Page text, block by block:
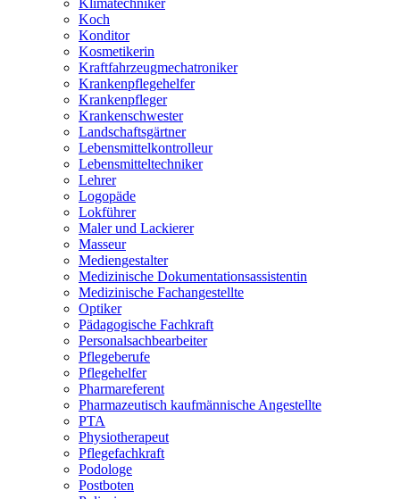
Klimatechniker
Koch
Konditor
Kosmetikerin
Kraftfahrzeugmechatroniker
Krankenpflegehelfer
Krankenpfleger
Krankenschwester
Landschaftsgärtner
Lebensmittelkontrolleur
Lebensmitteltechniker
Lehrer
Logopäde
Lokführer
Maler und Lackierer
Masseur
Mediengestalter
Medizinische Dokumentationsassistentin
Medizinische Fachangestellte
Optiker
Pädagogische Fachkraft
Personalsachbearbeiter
Pflegeberufe
Pflegehelfer
Pharmareferent
Pharmazeutisch kaufmännische Angestellte
PTA
Physiotherapeut
Pflegefachkraft
Podologe
Postboten